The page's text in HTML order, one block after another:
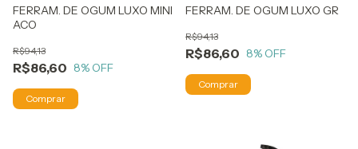
FERRAM. DE OGUM LUXO MINI
ACO
R$86,60
R$94,13
8% OFF
FERRAM. DE OGUM LUXO GR
R$86,60
R$94,13
8% OFF